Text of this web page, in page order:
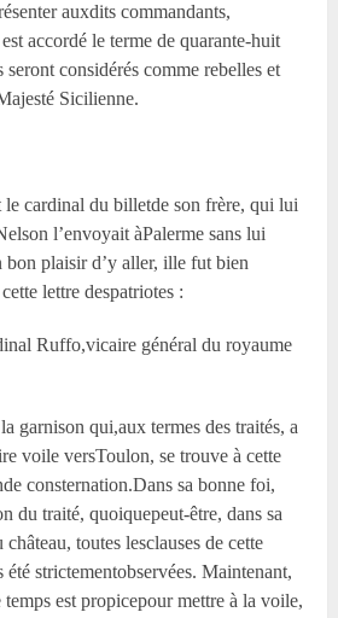
auxdits commandants,
accordé le terme de quarante-huit
seront considérés comme rebelles et
Sicilienne.
cardinal du billetde son frère, qui lui
l’envoyait àPalerme sans lui
bon plaisir d’y aller, ille fut bien
lettre despatriotes :
Ruffo,vicaire général du royaume
garnison qui,aux termes des traités, a
voile versToulon, se trouve à cette
consternation.Dans sa bonne foi,
du traité, quoiquepeut-être, dans sa
toutes lesclauses de cette
été strictementobservées. Maintenant,
est propicepour mettre à la voile,